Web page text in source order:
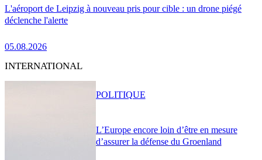
L'aéroport de Leipzig à nouveau pris pour cible : un drone piégé
déclenche l'alerte
05.08.2026
INTERNATIONAL
L’Europe encore loin d’être en mesure
d’assurer la défense du Groenland
POLITIQUE